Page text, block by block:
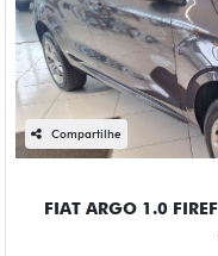
Compartilhe
FIAT ARGO 1.0